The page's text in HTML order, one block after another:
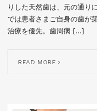
りした天然歯は、元の通り
では患者さまご自身の歯が
治療を優先。歯周病 […]
READ MORE